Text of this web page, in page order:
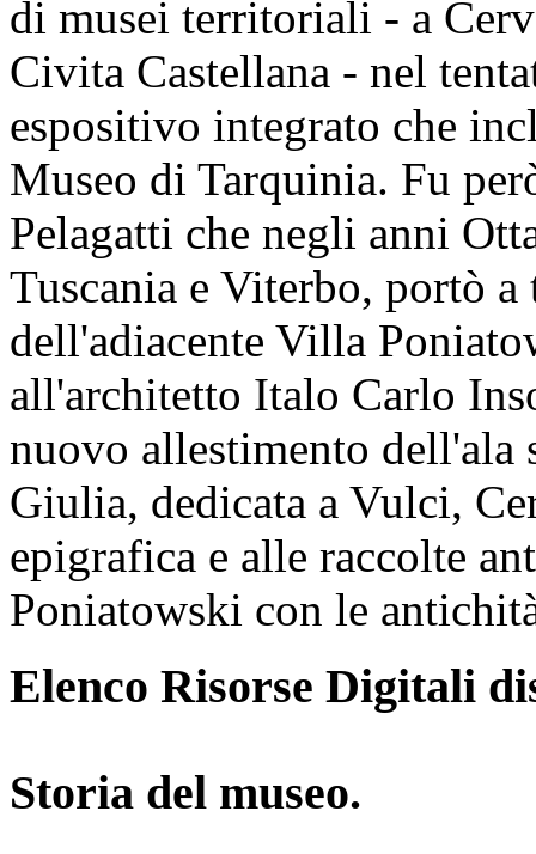
di musei territoriali - a
Civita Castellana - nel
espositivo integrato che
Museo di Tarquinia. Fu
Pelagatti che negli anni
Tuscania e Viterbo, portò
dell'adiacente Villa
all'architetto Italo Carlo
nuovo allestimento
Giulia, dedicata a Vulci,
epigrafica e alle raccolte
Poniatowski con le
Elenco Risorse Digitali
Storia del museo.